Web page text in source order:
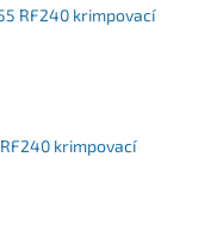
RF240 krimpovací
krimpovací